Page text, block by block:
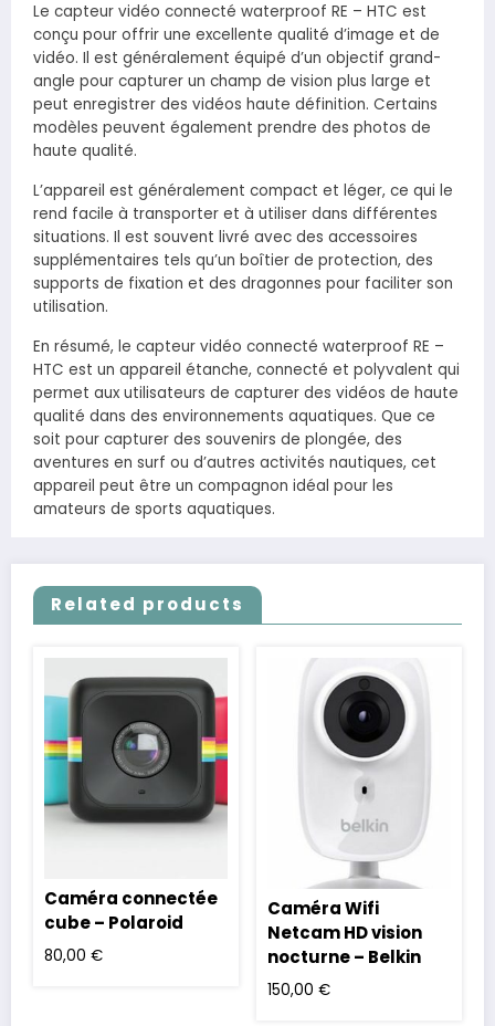
Le capteur vidéo connecté waterproof RE – HTC est
conçu pour offrir une excellente qualité d’image et de
vidéo. Il est généralement équipé d’un objectif grand-
angle pour capturer un champ de vision plus large et
peut enregistrer des vidéos haute définition. Certains
modèles peuvent également prendre des photos de
haute qualité.
L’appareil est généralement compact et léger, ce qui le
rend facile à transporter et à utiliser dans différentes
situations. Il est souvent livré avec des accessoires
supplémentaires tels qu’un boîtier de protection, des
supports de fixation et des dragonnes pour faciliter son
utilisation.
En résumé, le capteur vidéo connecté waterproof RE –
HTC est un appareil étanche, connecté et polyvalent qui
permet aux utilisateurs de capturer des vidéos de haute
qualité dans des environnements aquatiques. Que ce
soit pour capturer des souvenirs de plongée, des
aventures en surf ou d’autres activités nautiques, cet
appareil peut être un compagnon idéal pour les
amateurs de sports aquatiques.
Related products
Caméra connectée
cube – Polaroid
80,00 €
Caméra Wifi
Netcam HD vision
nocturne – Belkin
150,00 €